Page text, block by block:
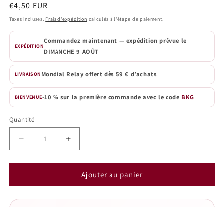
Prix
habituel
€4,50 EUR
Taxes incluses. Frais d'expédition calculés à l'étape de paiement.
EXPÉDITION
Commandez maintenant — expédition prévue le
DIMANCHE 9 AOÛT
LIVRAISON Mondial Relay offert dès 59 € d’achats
BIENVENUE-10 % sur la première commande avec le code BKG
Quantité
Quantité
Réduire
la
quantité
Fondant
Augmenter
la
quantité
Fondant
Ajouter au panier